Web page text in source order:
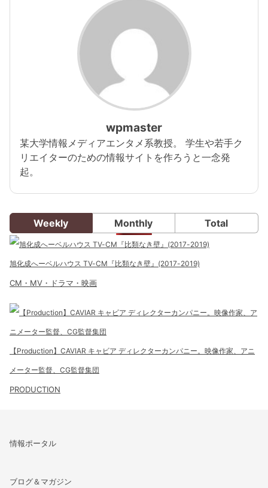
wpmaster
某大学情報メディアエンタメ系教授。 学生や若手ク
リエイターのための情報サイトを作ろうと一念発
起。
Weekly Monthly Total
旭化成へーベルハウス TV-CM『比類なき壁』(2017-2019)
CM・MV・ドラマ・映画
【Production】CAVIAR キャビア ディレクターカンパニー。映像作家、アニ
メーター監督、CG監督集団
PRODUCTION
情報ポータル
ブログ＆マガジン